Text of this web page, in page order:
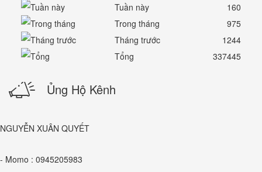
Tuần này
160
Trong tháng
975
Tháng trước
1244
Tổng
337445
Ủng Hộ Kênh
NGUYỄN XUÂN QUYẾT
- Momo : 0945205983